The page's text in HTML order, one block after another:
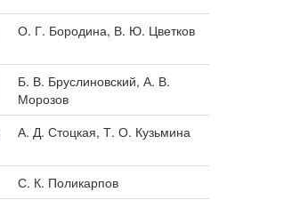
О. Г. Бородина, В. Ю. Цветков
Б. В. Бруслиновский, А. В.
Морозов
А. Д. Стоцкая, Т. О. Кузьмина
С. К. Поликарпов